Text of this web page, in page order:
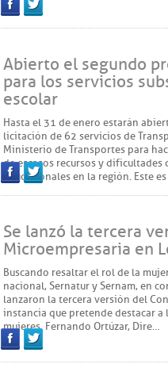
FacebookTwitter
Abierto el segundo
para los servicios
escolar
Hasta el 31 de enero estarán
licitación de 62 servicios de
Ministerio de Transportes para
de escasos recursos y dificultades
educacionales en la región. Este
FacebookTwitter
Se lanzó la tercera
Microempresaria en
Buscando resaltar el rol de la
nacional, Sernatur y Sernam, en
lanzaron la tercera versión del
instancia que pretende destacar
mujeres. Fernando Ortúzar, Dire…
FacebookTwitter